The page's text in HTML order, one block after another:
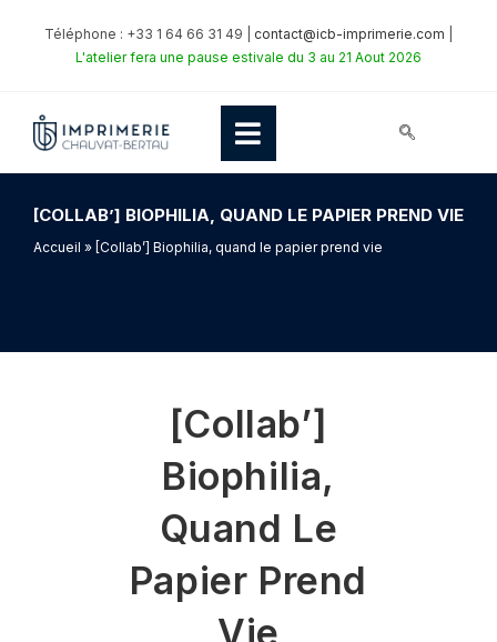
Téléphone : +33 1 64 66 31 49 | contact@icb-imprimerie.com
L'atelier fera une pause estivale du 3 au 21 Aout 2026
[COLLAB’] BIOPHILIA, QUAND LE PAPIER PREND VIE
Accueil » [Collab’] Biophilia, quand le papier prend vie
[Collab’]
Biophilia,
Quand Le
Papier Prend
Vie